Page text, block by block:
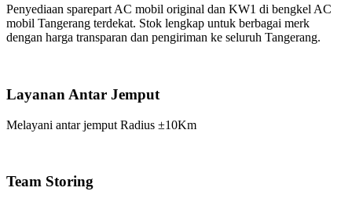
Penyediaan sparepart AC mobil original dan KW1 di bengkel AC
mobil Tangerang terdekat. Stok lengkap untuk berbagai merk
dengan harga transparan dan pengiriman ke seluruh Tangerang.
Layanan Antar Jemput
Melayani antar jemput Radius ±10Km
Team Storing